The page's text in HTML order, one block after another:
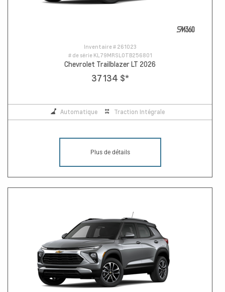
Inventaire # 261023
# de série KL79MRSL0TB256801
Chevrolet Trailblazer LT 2026
37 134 $*
Automatique Traction Intégrale
Plus de détails